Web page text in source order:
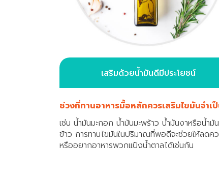
เสริมด้วยน้ำมันดีมีประโยชน์
ช่วงที่ทานอาหารมื้อหลักควรเสริมไขมันจำเ
เช่น น้ำมันมะกอก น้ำมันมะพร้าว น้ำมันงาหรือน้ำมั
ข้าว การทานไขมันในปริมาณที่พอดีจะช่วยให้ลดค
หรืออยากอาหารพวกแป้งน้ำตาลได้เช่นกัน